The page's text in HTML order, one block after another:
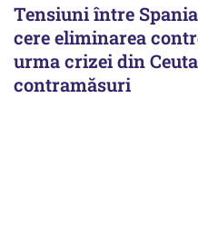
Tensiuni între
cere eliminarea
urma crizei din
contramăsuri